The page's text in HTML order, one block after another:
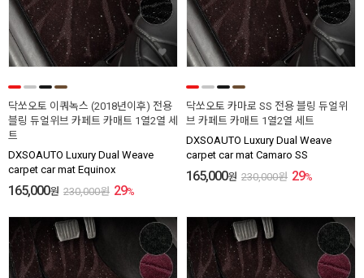
닥쏘오토 이쿼녹스 (2018년이후) 전용
블링 듀얼위브 카페트 카매트 1열2열 세
트
DXSOAUTO Luxury Dual Weave
carpet car mat Equinox
165,000원 230,000원 29%
닥쏘오토 카마로 SS 전용 블링 듀얼위
브 카페트 카매트 1열2열 세트
DXSOAUTO Luxury Dual Weave
carpet car mat Camaro SS
165,000원 230,000원 29%